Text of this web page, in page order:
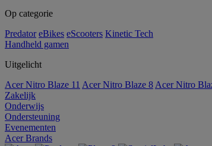
Op categorie
Predator eBikes eScooters Kinetic Tech
Handheld gamen
Uitgelicht
Acer Nitro Blaze 11 Acer Nitro Blaze 8 Acer Nitro
Zakelijk
Onderwijs
Ondersteuning
Evenementen
Acer Brands